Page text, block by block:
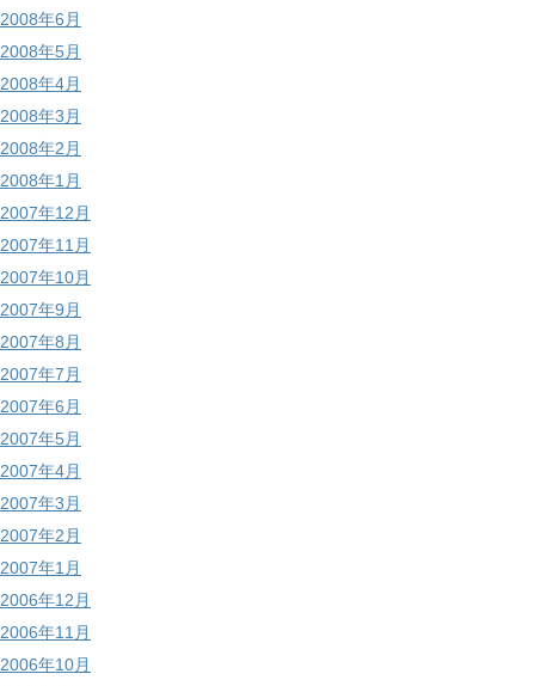
2008年6月
2008年5月
2008年4月
2008年3月
2008年2月
2008年1月
2007年12月
2007年11月
2007年10月
2007年9月
2007年8月
2007年7月
2007年6月
2007年5月
2007年4月
2007年3月
2007年2月
2007年1月
2006年12月
2006年11月
2006年10月